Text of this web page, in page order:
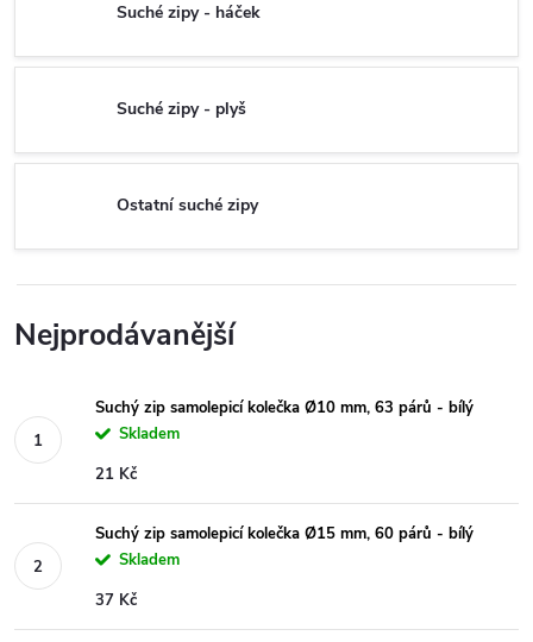
Suché zipy - háček
Suché zipy - plyš
Ostatní suché zipy
Nejprodávanější
Suchý zip samolepicí kolečka Ø10 mm, 63 párů - bílý
Skladem
21 Kč
Suchý zip samolepicí kolečka Ø15 mm, 60 párů - bílý
Skladem
37 Kč